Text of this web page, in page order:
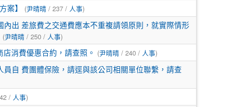
案】 (尹晴晴/ 237 / 人事)
出 差旅費之交通費應本不重複請領原則，就實際情形
(尹晴晴/ 250 / 人事)
消費優惠合約，請查照。 (尹晴晴/ 240 / 人事)
自 費團體保險，請逕與該公司相關單位聯繫，請查
/ 人事)